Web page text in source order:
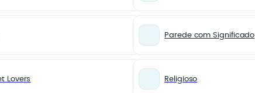
Parede com Significado
Lovers Religioso
“Meu Amor, Eu Agradeço”